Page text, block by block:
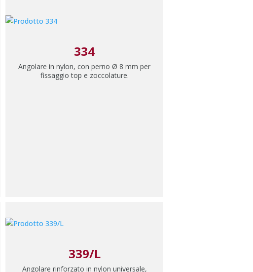
334
Angolare in nylon, con perno Ø 8 mm per
fissaggio top e zoccolature.
339/L
Angolare rinforzato in nylon universale,